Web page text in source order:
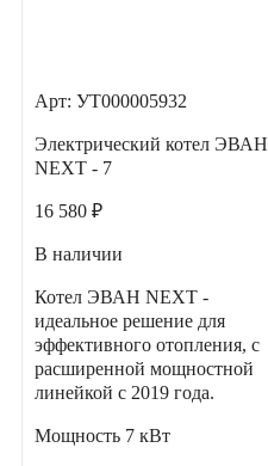
Арт: УТ000005932
Электрический котел ЭВАН
NEXT - 7
16 580 ₽
В наличии
Котел ЭВАН NEXT -
идеальное решение для
эффективного отопления, с
расширенной мощностной
линейкой с 2019 года.
Мощность 7 кВт